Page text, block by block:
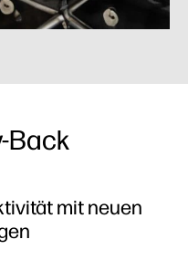
Back
mit neuen